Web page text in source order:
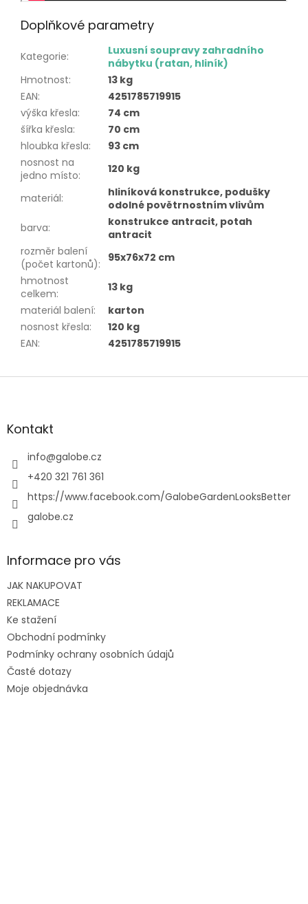
Doplňkové parametry
Kategorie:
Luxusní soupravy zahradního
nábytku (ratan, hliník)
Hmotnost:
13 kg
EAN:
4251785719915
výška křesla:
74 cm
šířka křesla:
70 cm
hloubka křesla:
93 cm
nosnost na
jedno místo: 120 kg
materiál:
hliníková konstrukce, podušky
odolné povětrnostním vlivům
barva:
konstrukce antracit, potah
antracit
rozměr balení
(počet kartonů):
95x76x72 cm
hmotnost
celkem:
13 kg
materiál balení:
karton
nosnost křesla:
120 kg
EAN: 4251785719915
Z
aKontakt
info@galobe.cz
+420 321 761 361
https://www.facebook.com/GalobeGardenLooksBetter
galobe.cz
Informace pro vás
JAK NAKUPOVAT
REKLAMACE
Ke stažení
Obchodní podmínky
Podmínky ochrany osobních údajů
Časté dotazy
Moje objednávka